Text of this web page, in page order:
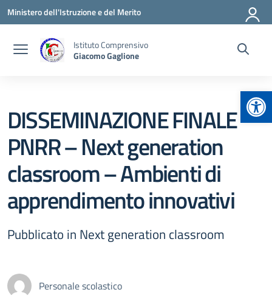
Vai ai contenuti
Vai al menu di navigazione
Vai al footer
Ministero dell'Istruzione e del Merito
Istituto Comprensivo
Giacomo Gaglione
DISSEMINAZIONE FINALE
PNRR – Next generation
classroom – Ambienti di
apprendimento innovativi
Pubblicato in Next generation classroom
Personale scolastico